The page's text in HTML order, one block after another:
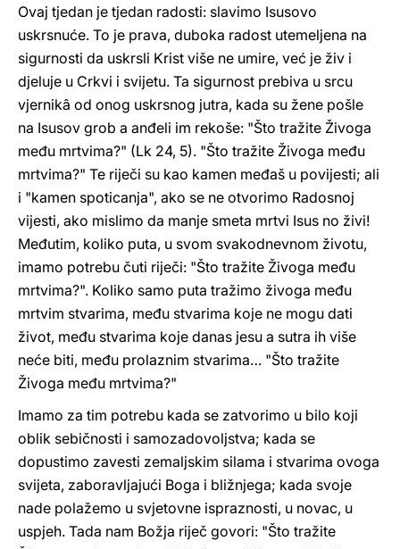
Ovaj tjedan je tjedan radosti: slavimo Isusovo
uskrsnuće. To je prava, duboka radost utemeljena na
sigurnosti da uskrsli Krist više ne umire, već je živ i
djeluje u Crkvi i svijetu. Ta sigurnost prebiva u srcu
vjernikâ od onog uskrsnog jutra, kada su žene pošle
na Isusov grob a anđeli im rekoše: "Što tražite Živoga
među mrtvima?" (Lk 24, 5). "Što tražite Živoga među
mrtvima?" Te riječi su kao kamen međaš u povijesti; ali
i "kamen spoticanja", ako se ne otvorimo Radosnoj
vijesti, ako mislimo da manje smeta mrtvi Isus no živi!
Međutim, koliko puta, u svom svakodnevnom životu,
imamo potrebu čuti riječi: "Što tražite Živoga među
mrtvima?". Koliko samo puta tražimo živoga među
mrtvim stvarima, među stvarima koje ne mogu dati
život, među stvarima koje danas jesu a sutra ih više
neće biti, među prolaznim stvarima… "Što tražite
Živoga među mrtvima?"
Imamo za tim potrebu kada se zatvorimo u bilo koji
oblik sebičnosti i samozadovoljstva; kada se
dopustimo zavesti zemaljskim silama i stvarima ovoga
svijeta, zaboravljajući Boga i bližnjega; kada svoje
nade polažemo u svjetovne ispraznosti, u novac, u
uspjeh. Tada nam Božja riječ govori: "Što tražite